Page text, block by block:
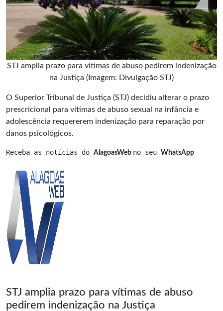
STJ amplia prazo para vítimas de abuso pedirem indenização
na Justiça (Imagem: Divulgação STJ)
O Superior Tribunal de Justiça (STJ) decidiu alterar o prazo
prescricional para vítimas de abuso sexual na infância e
adolescência requererem indenização para reparação por
danos psicológicos.
Receba as notícias do AlagoasWeb no seu WhatsApp
STJ amplia prazo para vítimas de abuso
pedirem indenização na Justiça